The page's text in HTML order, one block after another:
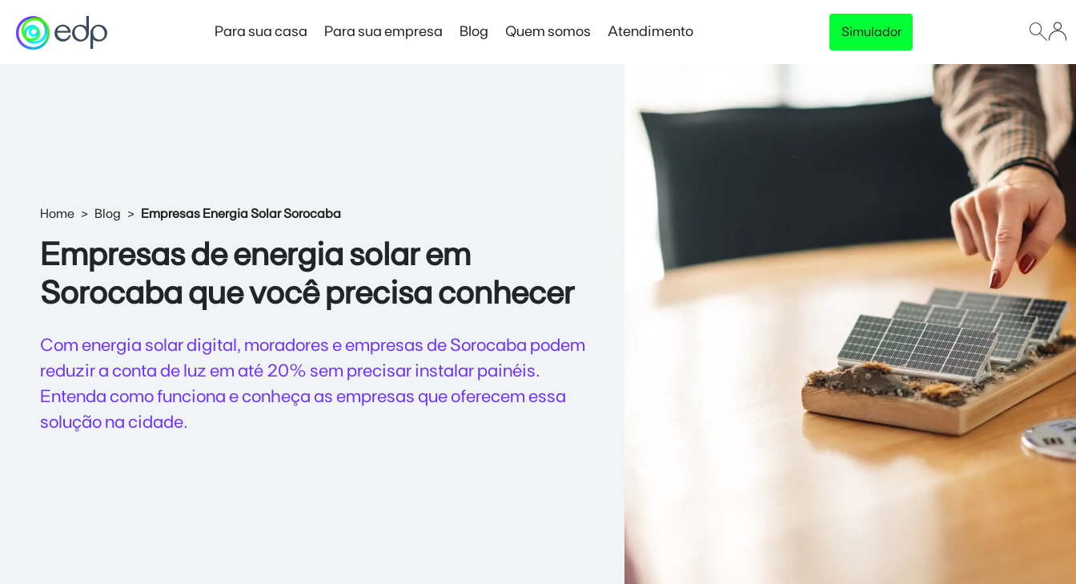
Para sua casa Para sua empresa
Mercado Livre Varejista
Mercado Livre Atacadista
Economia para empresas de alta demanda
Lançamento
Trave o preço da energia da sua empresa e tenha
previsibilidade total no orçamento, sem surpresas na
fatura.
Disponível para empresas com consumo acima de 500 kWh/mês
Conhecer solução
Blog Quem somos Atendimento Simulador
Home Blog Empresas Energia Solar Sorocaba
Empresas de energia solar em
Sorocaba que você precisa conhecer
Com energia solar digital, moradores e empresas de Sorocaba podem
reduzir a conta de luz em até 20% sem precisar instalar painéis.
Entenda como funciona e conheça as empresas que oferecem essa
solução na cidade.